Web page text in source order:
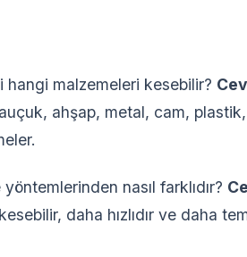
malzemeleri kesebilir?
ahşap, metal, cam,
nasıl farklıdır?
daha hızlıdır ve daha